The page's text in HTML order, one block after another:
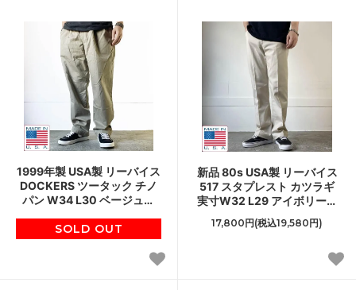
1999年製 USA製 リーバイス
DOCKERS ツータック チノ
パン W34 L30 ベージュ系
D152
SOLD OUT
新品 80s USA製 リーバイス
517 スタプレスト カツラギ
実寸W32 L29 アイボリー系
アメリカ製 デッドストック
ビンテージ D152
17,800円(税込19,580円)